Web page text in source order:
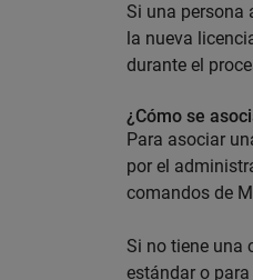
Si una persona
la nueva
durante el
¿Cómo se
Para asociar
por el
comandos de
Si no tiene una
estándar o